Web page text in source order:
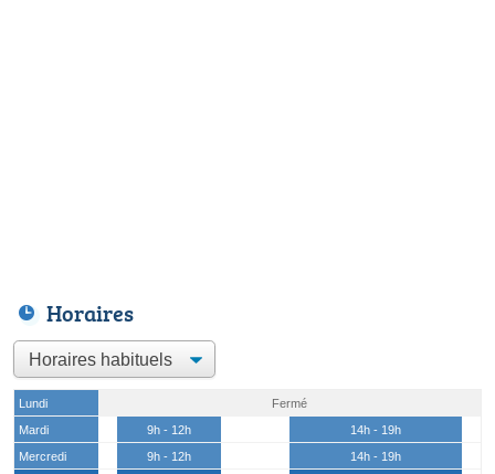
Horaires
Lundi
Fermé
Mardi
9h - 12h
14h - 19h
Mercredi
9h - 12h
14h - 19h